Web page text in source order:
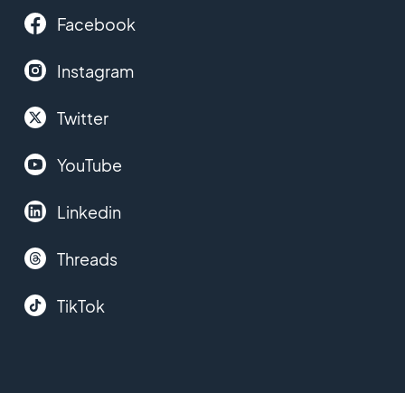
Facebook
Instagram
Twitter
YouTube
Linkedin
Threads
TikTok